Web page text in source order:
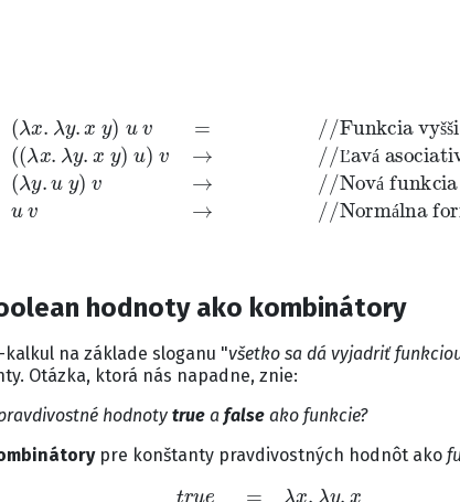
šš
Ľ á
á
á
λy .x y) u v=//Funkcia vyššieho rádu((λx.λy.x y) u
(λy .u y) v → y .u yu v→ //
hodnoty ako kombinátory
-kalkul na základe sloganu "všetko sa dá vyjadriť
Otázka, ktorá nás napadne, znie:
hodnoty truea falseako funkcie?
pre konštanty pravdivostných hodnôt ako
ue=λ lse =λx λy